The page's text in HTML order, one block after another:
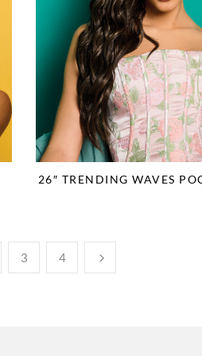
26″ TRENDING WAVES
3 4